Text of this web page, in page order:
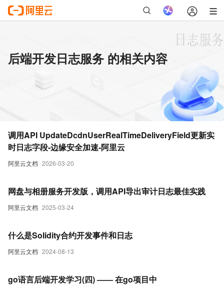
后端开发日志服务 的相关内容
阿里云文档 2026-03-20
调用API UpdateDcdnUserRealTimeDeliveryField更新实
时日志字段-边缘安全加速-阿里云
阿里云文档 2025-03-24
网盘与相册服务开发版，调用API导出审计日志最佳实践
阿里云文档 2024-08-13
什么是Solidity合约开发事件和日志
go语言后端开发学习(四) —— 在go项目中